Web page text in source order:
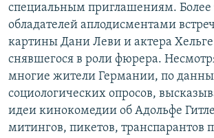
специальным приглашениям. Более
обладателей аплодисментами
картины Дани Леви и актера
снявшегося в роли фюрера.
многие жители Германии, по
социологических опросов,
идеи кинокомедии об Адольфе
митингов, пикетов, транспарантов